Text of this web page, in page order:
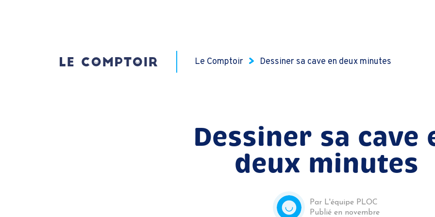
Le Comptoir Dessiner sa cave en deux minutes
Dessiner sa cave
deux minutes
Par L'équipe PLOC
Publié en novembre